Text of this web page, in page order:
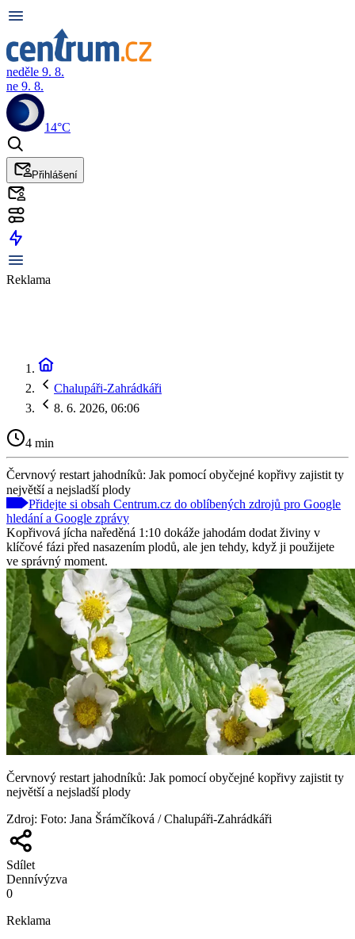
neděle 9. 8.
ne 9. 8.
14°C
Přihlášení
Reklama
Chalupáři-Zahrádkáři
8. 6. 2026, 06:06
4 min
Červnový restart jahodníků: Jak pomocí obyčejné kopřivy zajistit ty
největší a nejsladší plody
Přidejte si obsah Centrum.cz do oblíbených zdrojů pro Google
hledání a Google zprávy
Kopřivová jícha naředěná 1:10 dokáže jahodám dodat živiny v
klíčové fázi před nasazením plodů, ale jen tehdy, když ji použijete
ve správný moment.
Červnový restart jahodníků: Jak pomocí obyčejné kopřivy zajistit ty
největší a nejsladší plody
Zdroj: Foto: Jana Šrámčíková / Chalupáři-Zahrádkáři
Sdílet
Dennívýzva
0
Reklama